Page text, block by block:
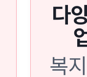
다
복